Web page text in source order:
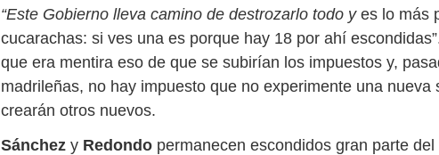
“Este Gobierno lleva camino de destrozarlo todo y es lo más
cucarachas: si ves una es porque hay 18 por ahí
que era mentira eso de que se subirían los impuestos y,
madrileñas, no hay impuesto que no experimente una nueva
crearán otros nuevos.
Sánchez y Redondo permanecen escondidos gran parte